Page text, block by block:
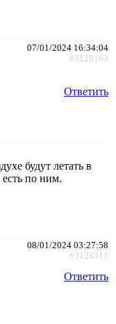
07/01/2024 16:34:04
#3128163
Ответить
будут летать в
по ним.
08/01/2024 03:27:58
#3128311
Ответить